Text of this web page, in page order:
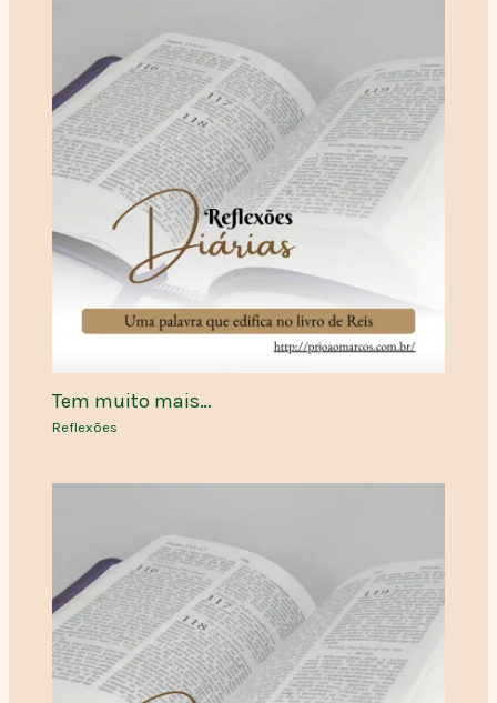
Tem muito mais…
Reflexões